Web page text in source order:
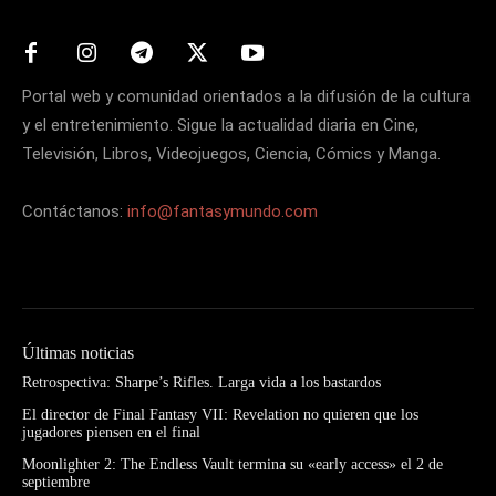
Portal web y comunidad orientados a la difusión de la cultura
y el entretenimiento. Sigue la actualidad diaria en Cine,
Televisión, Libros, Videojuegos, Ciencia, Cómics y Manga.
Contáctanos: info@fantasymundo.com
Últimas noticias
Retrospectiva: Sharpe’s Rifles. Larga vida a los bastardos
El director de Final Fantasy VII: Revelation no quieren que los
jugadores piensen en el final
Moonlighter 2: The Endless Vault termina su «early access» el 2 de
septiembre